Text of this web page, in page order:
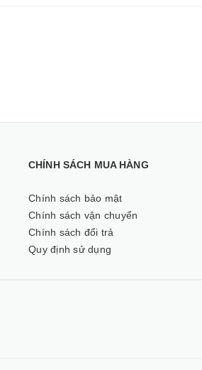
CHÍNH SÁCH MUA HÀNG
Chính sách bảo mật
Chính sách vận chuyển
Chính sách đổi trả
Quy định sử dụng